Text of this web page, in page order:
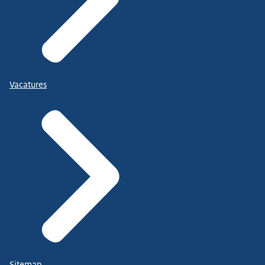
Vacatures